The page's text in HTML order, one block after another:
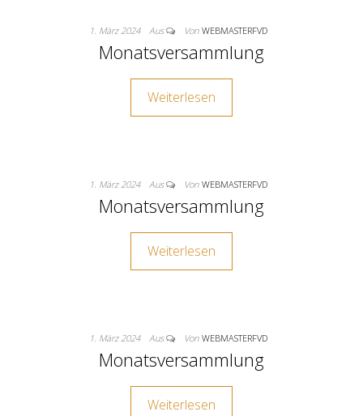
1. März 2024 Aus Von WEBMASTERFVD
Monatsversammlung
Weiterlesen
1. März 2024 Aus Von WEBMASTERFVD
Monatsversammlung
Weiterlesen
1. März 2024 Aus Von WEBMASTERFVD
Monatsversammlung
Weiterlesen